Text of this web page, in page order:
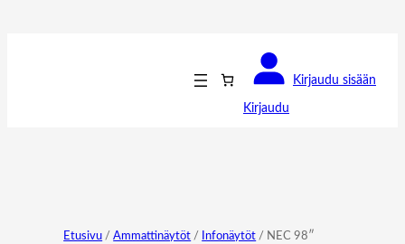
Kirjaudu
Kirjaudu sisään
Etusivu /Ammattinäytöt / Infonäytöt / NEC 98″